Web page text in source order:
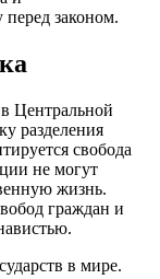
перед законом.
в Центральной
разделения
свобода
не могут
жизнь.
граждан и
в мире.